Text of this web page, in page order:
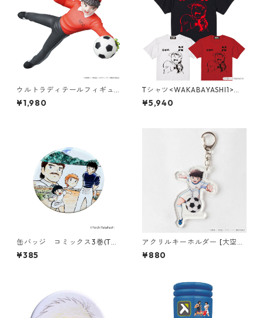
ウルトラディテールフィギュ
ア No.710 UDF キャプテン翼
シリーズ2 [若林源三]
¥1,980
Tシャツ<WAKABAYASHI1>
（G592-038）
¥5,940
缶バッジ コミックス3巻(T68
6-045)
¥385
アクリルキーホルダー [大空
翼]
¥880